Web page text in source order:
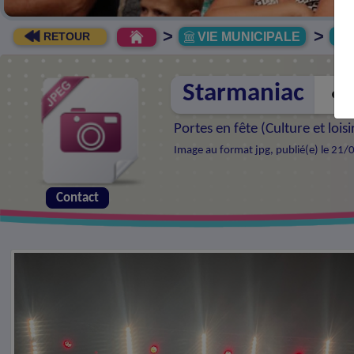
RETOUR > VIE MUNICIPALE >
Starmaniac
Portes en fête (Culture et
Image au format jpg, publié(e) le
Contact